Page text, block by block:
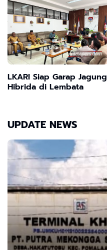
Kesehatan Masyarakat
LKARI Siap Garap Jagung
Hibrida di Lembata
UPDATE NEWS